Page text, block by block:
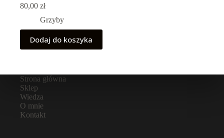
80,00 zł
Grzyby
Dodaj do koszyka
Strona główna
Sklep
Wiedza
O mnie
Kontakt